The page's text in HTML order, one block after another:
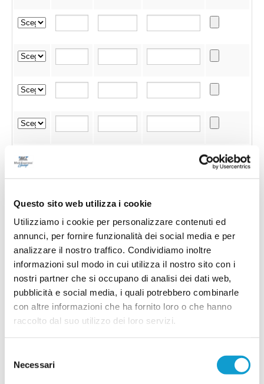
Questo sito web utilizza i cookie
Utilizziamo i cookie per personalizzare contenuti ed
annunci, per fornire funzionalità dei social media e per
analizzare il nostro traffico. Condividiamo inoltre
informazioni sul modo in cui utilizza il nostro sito con i
nostri partner che si occupano di analisi dei dati web,
pubblicità e social media, i quali potrebbero combinarle
con altre informazioni che ha fornito loro o che hanno
raccolto dal suo utilizzo dei loro servizi.
delNecessari